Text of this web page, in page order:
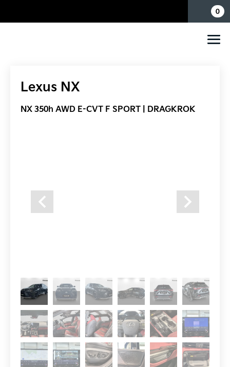
0
Lexus NX
NX 350h AWD E-CVT F SPORT | DRAGKROK
Previous Next